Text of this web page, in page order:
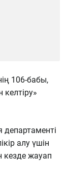
106-бабы,
департаменті
алу үшін
кезде жауап